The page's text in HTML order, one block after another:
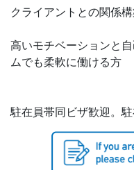
クライアントとの関係
高いモチベーションと
ムでも柔軟に働ける方
駐在員帯同ビザ歓迎。